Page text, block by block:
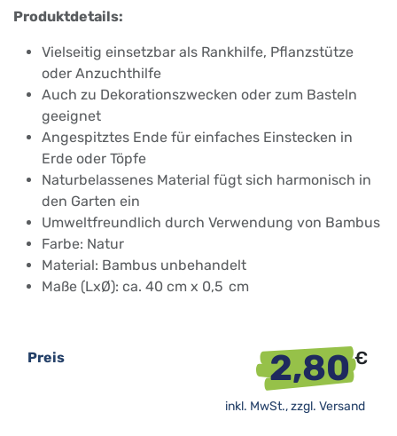
Produktdetails:
Vielseitig einsetzbar als Rankhilfe, Pflanzstütze
oder Anzuchthilfe
Auch zu Dekorationszwecken oder zum Basteln
geeignet
Angespitztes Ende für einfaches Einstecken in
Erde oder Töpfe
Naturbelassenes Material fügt sich harmonisch in
den Garten ein
Umweltfreundlich durch Verwendung von Bambus
Farbe: Natur
Material: Bambus unbehandelt
Maße (LxØ): ca. 40 cm x 0,5 cm​
Preis 2,80€
inkl. MwSt., zzgl. Versand